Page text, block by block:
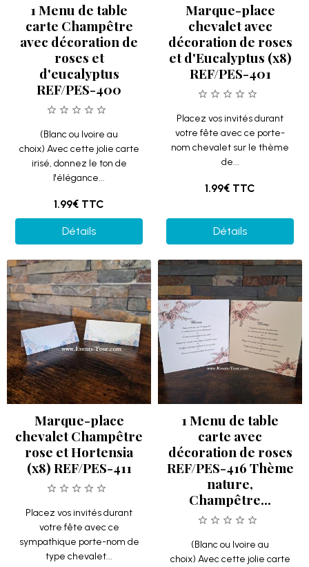
1 Menu de table
carte Champêtre
avec décoration de
roses et
d'eucalyptus
REF/PES-400
(Blanc ou Ivoire au
choix) Avec cette jolie carte
irisé, donnez le ton de
l'élégance...
1.99€ TTC
Détails
Marque-place
chevalet avec
décoration de roses
et d'Eucalyptus (x8)
REF/PES-401
Placez vos invités durant
votre fête avec ce porte-
nom chevalet sur le thème
de...
1.99€ TTC
Détails
Marque-place
chevalet Champêtre
rose et Hortensia
(x8) REF/PES-411
Placez vos invités durant
votre fête avec ce
sympathique porte-nom de
type chevalet...
1 Menu de table
carte avec
décoration de roses
REF/PES-416 Thème
nature,
Champêtre...
(Blanc ou Ivoire au
choix) Avec cette jolie carte